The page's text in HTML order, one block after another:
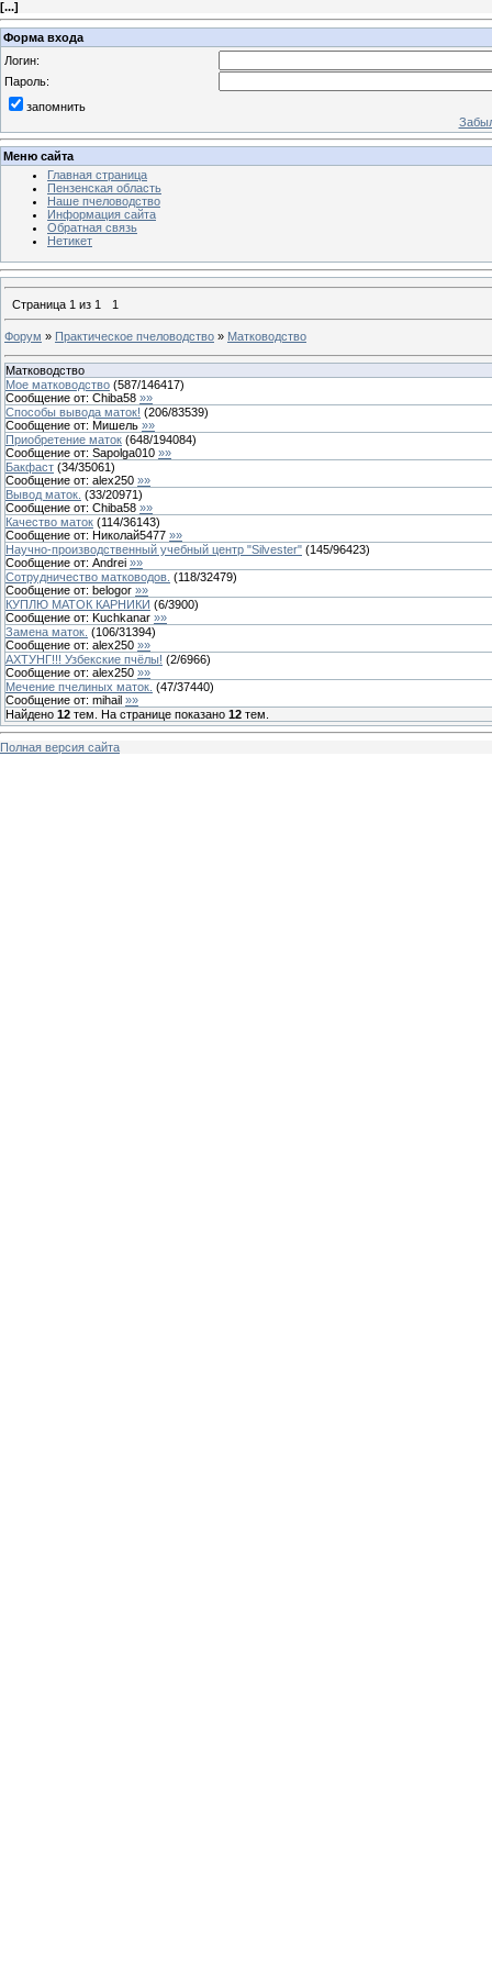
[...]
Форма входа
Логин:
Пароль:
запомнить
Меню сайта
Главная страница
Пензенская область
Наше пчеловодство
Информация сайта
Обратная связь
Нетикет
Страница 1 из 1 1
Форум » Практическое пчеловодство » Матководство
Матководство
Мое матководство (587/146417)
Сообщение от: Chiba58 »»
Способы вывода маток! (206/83539)
Сообщение от: Мишель »»
Приобретение маток (648/194084)
Сообщение от: Sapolga010 »»
Бакфаст (34/35061)
Сообщение от: alex250 »»
Вывод маток. (33/20971)
Сообщение от: Chiba58 »»
Качество маток (114/36143)
Сообщение от: Николай5477 »»
Научно-производственный учебный центр "Silvester" (145/96423)
Сообщение от: Andrei »»
Сотрудничество матководов. (118/32479)
Сообщение от: belogor »»
КУПЛЮ МАТОК КАРНИКИ (6/3900)
Сообщение от: Kuchkanar »»
Замена маток. (106/31394)
Сообщение от: alex250 »»
АХТУНГ!!! Узбекские пчёлы! (2/6966)
Сообщение от: alex250 »»
Мечение пчелиных маток. (47/37440)
Сообщение от: mihail »»
Найдено 12 тем. На странице показано 12 тем.
Полная версия сайта